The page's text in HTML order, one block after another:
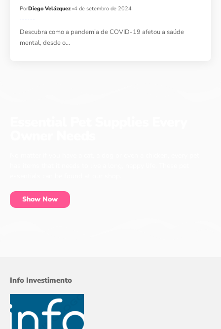
PorDiego Velázquez 4 de setembro de 2024
Descubra como a pandemia de COVID-19 afetou a saúde
mental, desde o…
Show Now
Info Investimento